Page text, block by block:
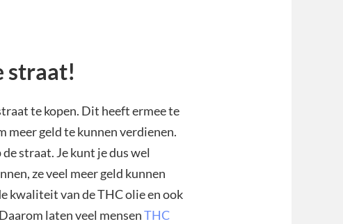
straat!
te kopen. Dit heeft ermee te
meer geld te kunnen verdienen.
straat. Je kunt je dus wel
ze veel meer geld kunnen
kwaliteit van de THC olie en ook
laten veel mensenTHC